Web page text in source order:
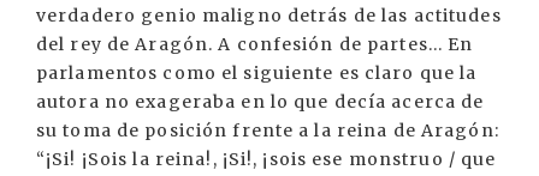
verdadero genio maligno detrás de las actitudes
del rey de Aragón. A confesión de partes... En
parlamentos como el siguiente es claro que la
autora no exageraba en lo que decía acerca de
su toma de posición frente a la reina de Aragón:
“¡Si! ¡Sois la reina!, ¡Si!, ¡sois ese monstruo / que